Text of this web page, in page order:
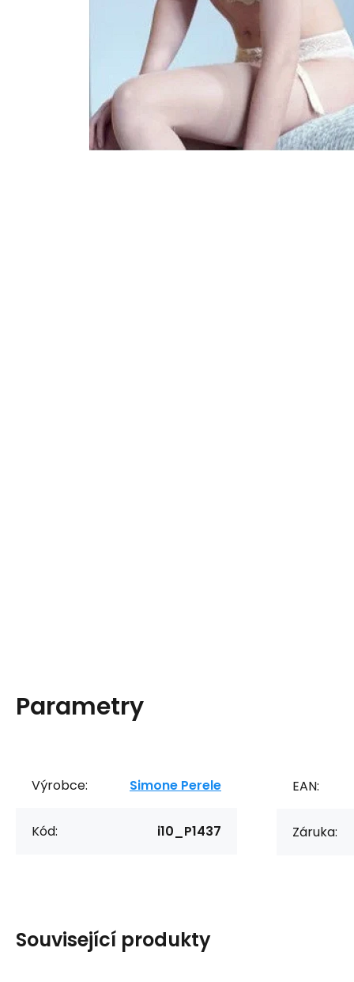
Parametry
Výrobce: Simone Perele
Kód: i10_P1437
EAN:
Záruka:
Související produkty